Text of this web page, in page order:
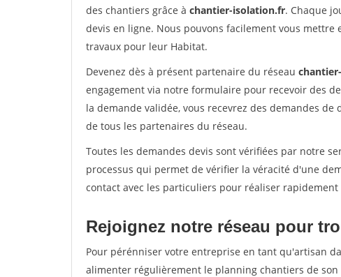
des chantiers grâce à chantier-isolation.fr. Chaque
devis en ligne. Nous pouvons facilement vous
travaux pour leur Habitat.
Devenez dès à présent partenaire du réseau
engagement via notre formulaire pour recevoir des
la demande validée, vous recevrez des demandes
de tous les partenaires du réseau.
Toutes les demandes devis sont vérifiées par notre
processus qui permet de vérifier la véracité d'une
contact avec les particuliers pour réaliser
Rejoignez notre réseau pour
Pour pérénniser votre entreprise en tant qu'artisan
alimenter régulièrement le planning chantiers de